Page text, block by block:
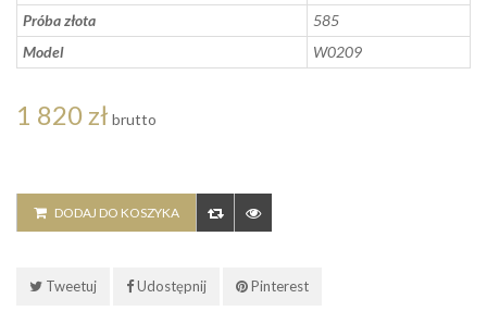
Próba złota
585
Model
W0209
1 820 zł brutto
DODAJ DO KOSZYKA
Tweetuj Udostępnij Pinterest